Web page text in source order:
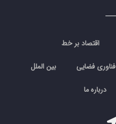
اقتصاد بر خط
فناوری فضایی بین الملل
درباره ما